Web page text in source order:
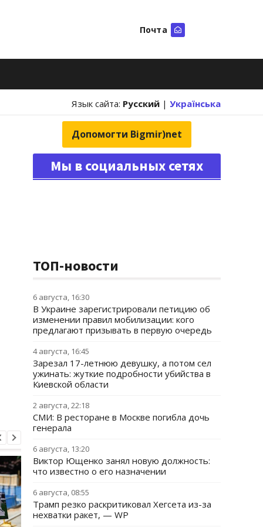
Почта
Язык сайта: Русский | Українська
Допомогти Bigmir)net
Мы в социальных сетях
ТОП-новости
6 августа, 16:30
В Украине зарегистрировали петицию об
изменении правил мобилизации: кого
предлагают призывать в первую очередь
4 августа, 16:45
Зарезал 17-летнюю девушку, а потом сел
ужинать: жуткие подробности убийства в
Киевской области
2 августа, 22:18
СМИ: В ресторане в Москве погибла дочь
генерала
6 августа, 13:20
Виктор Ющенко занял новую должность:
что известно о его назначении
6 августа, 08:55
Трамп резко раскритиковал Хегсета из-за
нехватки ракет, — WP